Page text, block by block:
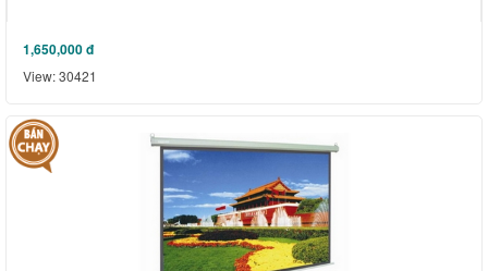
1,650,000đ
View: 30421